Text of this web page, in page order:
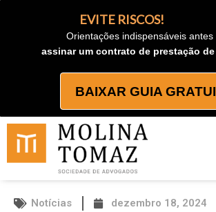
EVITE RISCOS!
Orientações indispensáveis antes
assinar um contrato de prestação
BAIXAR GUIA
Notícias dezembro 18, 2024